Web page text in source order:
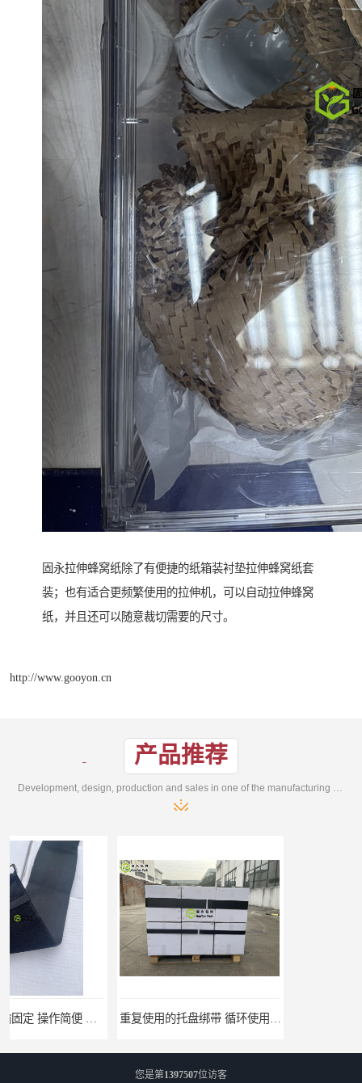
固永拉伸蜂窝纸除了有便捷的纸箱装衬垫拉伸蜂窝纸套
装；也有适合更频繁使用的拉伸机，可以自动拉伸蜂窝
纸，并且还可以随意裁切需要的尺寸。
http://www.gooyon.cn
产品推荐
重复使用的托盘绑带 循环使用 固永包材
您是第1397507位访客